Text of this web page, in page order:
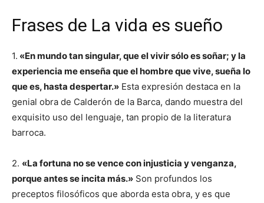
Frases de La vida es sueño
1. «En mundo tan singular, que el vivir sólo es soñar; y la
experiencia me enseña que el hombre que vive, sueña lo
que es, hasta despertar.» Esta expresión destaca en la
genial obra de Calderón de la Barca, dando muestra del
exquisito uso del lenguaje, tan propio de la literatura
barroca.
2. «La fortuna no se vence con injusticia y venganza,
porque antes se incita más.» Son profundos los
preceptos filosóficos que aborda esta obra, y es que